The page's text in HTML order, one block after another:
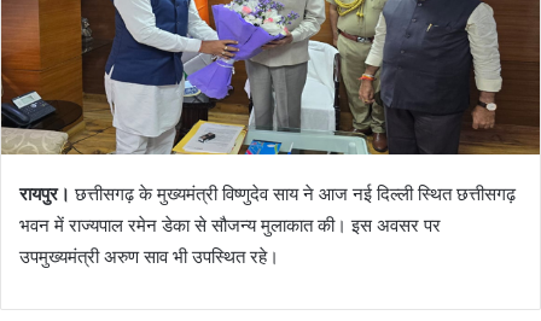
रायपुर। छत्तीसगढ़ के मुख्यमंत्री विष्णुदेव साय ने आज नई दिल्ली स्थित छत्तीसगढ़
भवन में राज्यपाल रमेन डेका से सौजन्य मुलाकात की। इस अवसर पर
उपमुख्यमंत्री अरुण साव भी उपस्थित रहे।